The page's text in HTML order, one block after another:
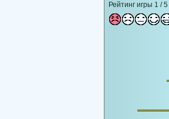
Рейтинг игры 1 /